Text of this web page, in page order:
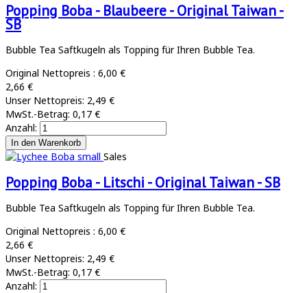
Popping Boba - Blaubeere - Original Taiwan -
SB
Bubble Tea Saftkugeln als Topping für Ihren Bubble Tea.
Original Nettopreis : 6,00 €
2,66 €
Unser Nettopreis: 2,49 €
MwSt.-Betrag: 0,17 €
Anzahl:
Sales
Popping Boba - Litschi - Original Taiwan - SB
Bubble Tea Saftkugeln als Topping für Ihren Bubble Tea.
Original Nettopreis : 6,00 €
2,66 €
Unser Nettopreis: 2,49 €
MwSt.-Betrag: 0,17 €
Anzahl: